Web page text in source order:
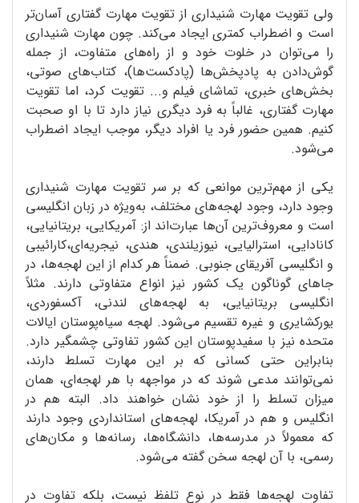
ولی تقویت مهارت شنیداری از تقویت مهارت گفتاری آسان‌تر
است و اضطراب کمتری ایجاد می‌کند. چون مهارت شنیداری
را می‌توان در خلوت خود و از راه‌های متفاوت، از جمله
گوش‌دادن به پادپخش‌ها (پادکست‌ها)، کتاب‌های صوتی،
بخش‌های خبری، تماشای فیلم و... تقویت کرد، اما تقویت
مهارت گفتاری، غالباً به فرد دیگری نیاز دارد تا با او صحبت
کنیم. همین حضور فرد یا افراد دیگر، موجب ایجاد اضطراب
می‌شود.
یکی از مهم‌ترین موانعی که بر سر تقویت مهارت شنیداری
وجود دارد، وجود لهجه‌های مختلف، به‌ویژه در زبان انگلیسی
است و معروف‌ترین آن‌ها عبارت‌اند از: آمریکایی، بریتانیایی،
کانادایی، استرالیایی، نیوزیلندی، هندی، نیجریه‌ای،کارائیبی
و انگلیسی آفریقای جنوبی. ضمناً هر کدام از این لهجه‌ها، در
جاهای گوناگون یک کشور نیز انواع متفاوتی دارند. مثلاً
انگلیسی بریتانیایی، به لهجه‌های لندنی، آکسفوردی،
یورکشایری و غیره تقسیم می‌شود. لهجه سیاه‌پوستان ایالات
متحده نیز با سفیدپوستان این کشور تفاوتی چشمگیر دارد.
بنابراین حتی کسانی که بر این مهارت تسلط دارند،
نمی‌توانند مدعی شوند که در مواجهه با هر لهجه‌ای، همان
میزان تسلط را از خود نشان خواهند داد. البته هم در
انگلیس و هم در آمریکا، لهجه‌های استانداردی وجود دارند
که معمولاً در مدرسه‌ها، دانشگاه‌ها، رسانه‌ها و مکان‌های
رسمی، با آن لهجه سخن گفته می‌شود.
تفاوت لهجه‌ها فقط در نوع تلفظ نیست، بلکه تفاوت در